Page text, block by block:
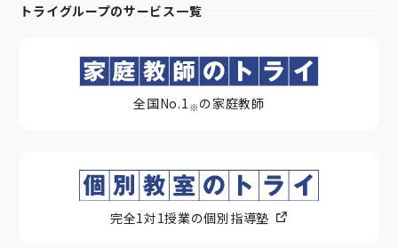
トライグループのサービス一覧
全国No.1 ※ の家庭教師
完全1対1授業の個別指導塾